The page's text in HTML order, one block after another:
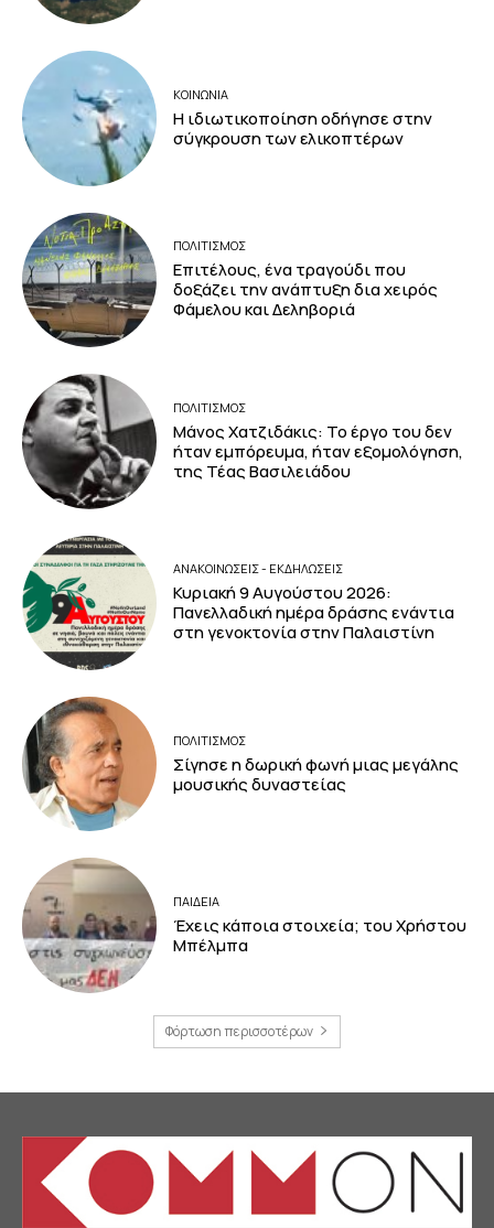
ΚΟΙΝΩΝΙΑ
Η ιδιωτικοποίηση οδήγησε στην
σύγκρουση των ελικοπτέρων
ΠΟΛΙΤΙΣΜΟΣ
Επιτέλους, ένα τραγούδι που
δοξάζει την ανάπτυξη δια χειρός
Φάμελου και Δεληβοριά
ΠΟΛΙΤΙΣΜΟΣ
Μάνος Χατζιδάκις: Το έργο του δεν
ήταν εμπόρευμα, ήταν εξομολόγηση,
της Τέας Βασιλειάδου
ΑΝΑΚΟΙΝΩΣΕΙΣ - ΕΚΔΗΛΩΣΕΙΣ
Κυριακή 9 Αυγούστου 2026:
Πανελλαδική ημέρα δράσης ενάντια
στη γενοκτονία στην Παλαιστίνη
ΠΟΛΙΤΙΣΜΟΣ
Σίγησε η δωρική φωνή μιας μεγάλης
μουσικής δυναστείας
ΠΑΙΔΕΙΑ
Έχεις κάποια στοιχεία; του Χρήστου
Μπέλμπα
Φόρτωση περισσοτέρων